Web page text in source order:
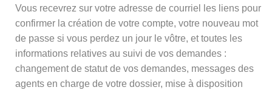
Vous recevrez sur votre adresse de courriel les liens pour
confirmer la création de votre compte, votre nouveau mot
de passe si vous perdez un jour le vôtre, et toutes les
informations relatives au suivi de vos demandes :
changement de statut de vos demandes, messages des
agents en charge de votre dossier, mise à disposition